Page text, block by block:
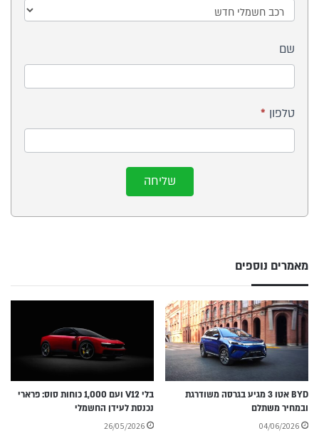
- רכב
כללי
אתם
מחפשים?
שם
טלפון *
שליחה
מאמרים נוספים
BYD אטו 3 מגיע בגרסה משודרגת
ובמחיר משתלם
04/06/2026
בלי V12 ועם 1,000 כוחות סוס: פרארי
נכנסת לעידן החשמלי
26/05/2026